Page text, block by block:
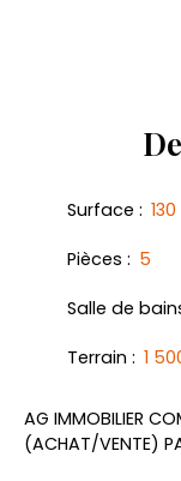
Surface : 130
Pièces : 5
Salle de
Terrain : 1
AG IMMOBILIER
(ACHAT/VENTE)